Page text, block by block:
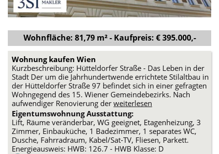
Wohnfläche: 81,79 m² - Kaufpreis: € 395.000,-
Wohnung kaufen Wien
Kurzbeschreibung: Hütteldorfer Straße - Das Leben in der
Stadt Der um die Jahrhundertwende errichtete Stilaltbau in
der Hütteldorfer Straße 97 befindet sich in einer gefragten
Wohngegend des 15. Wiener Gemeindebezirks. Nach
aufwendiger Renovierung derweiterlesen
Eigentumswohnung Ausstattung:
Lift, Räume veränderbar, WG geeignet, Etagenheizung, 3
Zimmer, Einbauküche, 1 Badezimmer, 1 separates WC,
Dusche, Fahrradraum, Kabel/Sat-TV, Fliesen, Parkett.
Energieausweis: HWB: 126.7 - HWB Klasse: D